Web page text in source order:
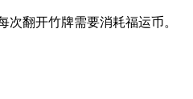
翻开竹牌需要消耗福运币。